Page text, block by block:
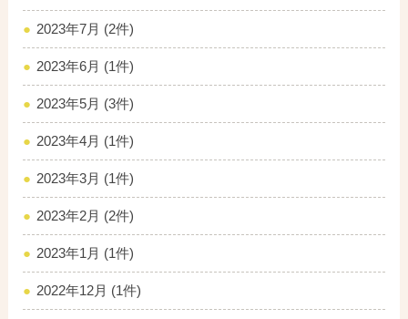
2023年7月 (2件)
2023年6月 (1件)
2023年5月 (3件)
2023年4月 (1件)
2023年3月 (1件)
2023年2月 (2件)
2023年1月 (1件)
2022年12月 (1件)